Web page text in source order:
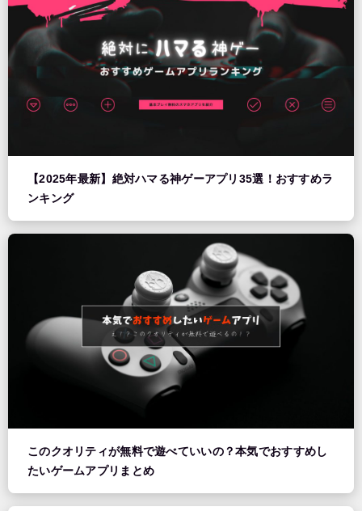
【2025年最新】絶対ハマる神ゲーアプリ35選！おすすめラ
ンキング
このクオリティが無料で遊べていいの？本気でおすすめし
たいゲームアプリまとめ